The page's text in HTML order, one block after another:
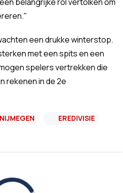
een drukke winterstop.
met een spits en een
spelers vertrekken die
rekenen in de 2e
EREDIVISIE